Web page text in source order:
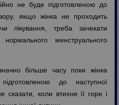
не буде підготовленою до
якщо жінка не проходить
лікування, треба зачекати
менструального
більше часу поки жінка
до наступної
сказати, коли втихне її горе і